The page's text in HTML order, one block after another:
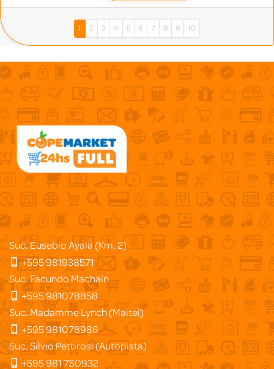
1 2 3 4 5 6 7 8 9 10
Suc. Eusebio Ayala (Km. 2)
+595 981938571
Suc. Facundo Machain
+595 981078858
Suc. Madamme Lynch (Maitei)
+595 981078986
Suc. Silvio Pettirosi (Autopista)
+595 981 750932